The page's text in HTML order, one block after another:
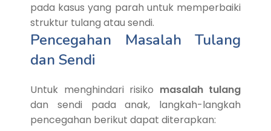
pada kasus yang parah untuk memperbaiki
struktur tulang atau sendi.
Pencegahan Masalah Tulang
dan Sendi
Untuk menghindari risiko masalah tulang
dan sendi pada anak, langkah-langkah
pencegahan berikut dapat diterapkan: